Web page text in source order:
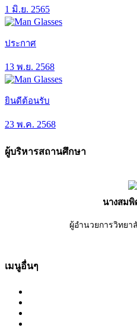
1 มิ.ย. 2565
ประกาศ
13 พ.ย. 2568
ยินดีต้อนรับ
23 พ.ค. 2568
ผู้บริหารสถานศึกษา
นางสมพิ
ผู้อำนวยการวิทยา
เมนูอื่นๆ